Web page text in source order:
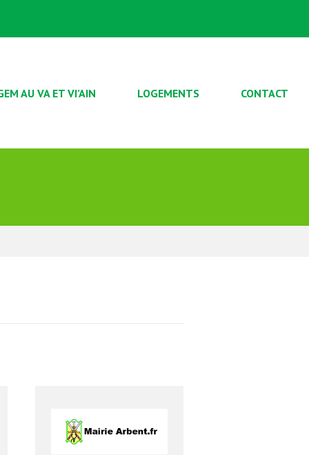
AU VA ET VI’AIN LOGEMENTS CONTACT